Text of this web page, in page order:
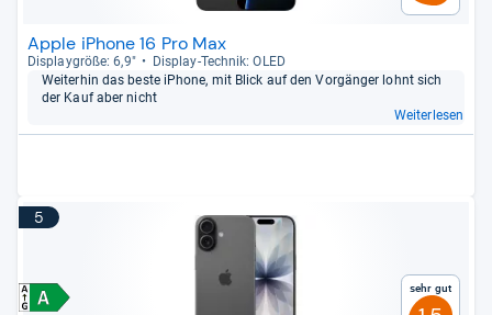
Apple iPhone 16 Pro Max
Dis­play­größe: 6,9"
Dis­play-​Tech­nik: OLED
Wei­ter­hin das beste iPhone, mit Blick auf den Vor­gän­ger lohnt sich
der Kauf aber nicht
Weiterlesen
5
Sehr gut